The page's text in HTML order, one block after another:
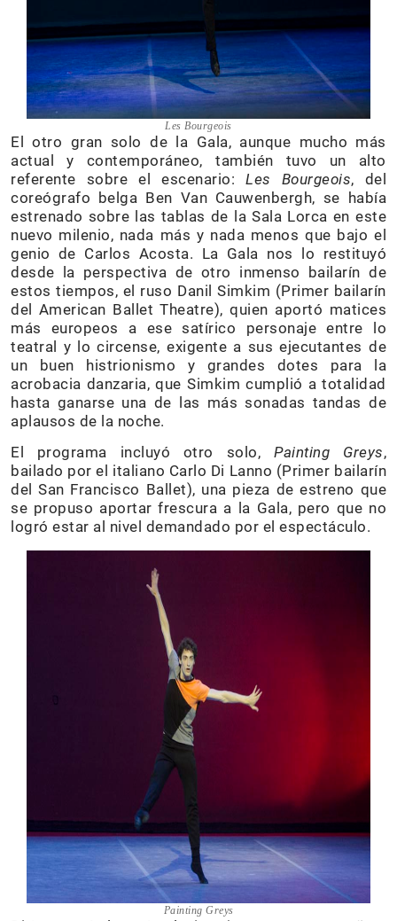
Les Bourgeois
El otro gran solo de la Gala, aunque mucho más
actual y contemporáneo, también tuvo un alto
referente sobre el escenario: Les Bourgeois, del
coreógrafo belga Ben Van Cauwenbergh, se había
estrenado sobre las tablas de la Sala Lorca en este
nuevo milenio, nada más y nada menos que bajo el
genio de Carlos Acosta. La Gala nos lo restituyó
desde la perspectiva de otro inmenso bailarín de
estos tiempos, el ruso Danil Simkim (Primer bailarín
del American Ballet Theatre), quien aportó matices
más europeos a ese satírico personaje entre lo
teatral y lo circense, exigente a sus ejecutantes de
un buen histrionismo y grandes dotes para la
acrobacia danzaria, que Simkim cumplió a totalidad
hasta ganarse una de las más sonadas tandas de
aplausos de la noche.
El programa incluyó otro solo,Painting Greys,
bailado por el italiano Carlo Di Lanno (Primer bailarín
del San Francisco Ballet), una pieza de estreno que
se propuso aportar frescura a la Gala, pero que no
logró estar al nivel demandado por el espectáculo.
Painting Greys